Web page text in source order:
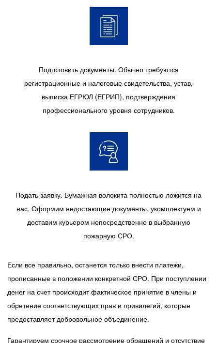
Подготовить документы. Обычно требуются
регистрационные и налоговые свидетельства, устав,
выписка ЕГРЮЛ (ЕГРИП), подтверждения
профессионального уровня сотрудников.
Подать заявку. Бумажная волокита полностью ложится на
нас. Оформим недостающие документы, укомплектуем и
доставим курьером непосредственно в выбранную
пожарную СРО.
Если все правильно, останется только внести платежи,
прописанные в положении конкретной СРО. При поступлении
денег на счет происходит фактическое принятие в члены и
обретение соответствующих прав и привилегий, которые
предоставляет добровольное объединение.
Гарантируем срочное рассмотрение обращений и отсутствие